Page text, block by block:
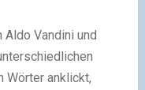
Vandini und
Wörter anklickt,